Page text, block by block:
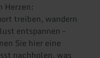
Herzen:
treiben, wandern
entspannen –
Sie hier eine
nachholen, was